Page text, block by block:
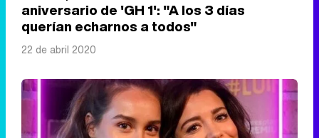
aniversario de 'GH 1': "A los 3 días
querían echarnos a todos"
22 de abril 2020